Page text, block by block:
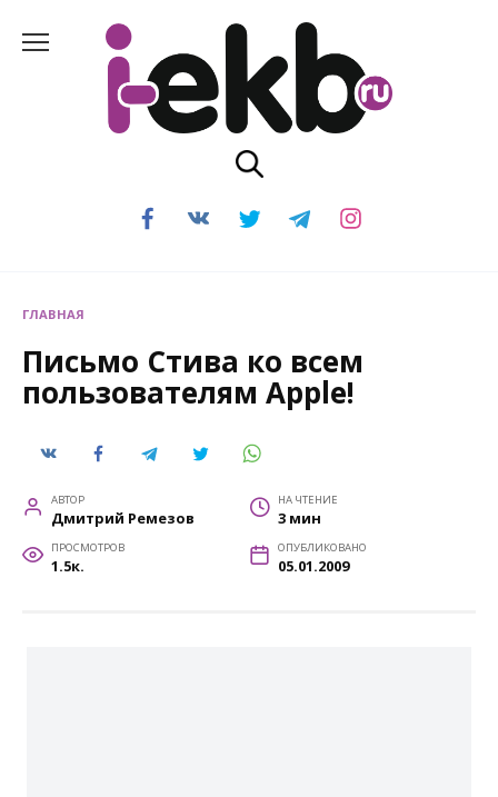
содержанию
ГЛАВНАЯ
Письмо Стива ко всем
пользователям Apple!
АВТОР
Дмитрий Ремезов
НА ЧТЕНИЕ
3 мин
ПРОСМОТРОВ
1.5к.
ОПУБЛИКОВАНО
05.01.2009